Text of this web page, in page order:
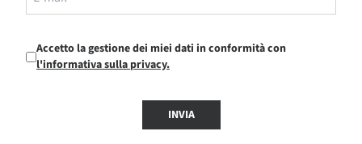
Accetto la gestione dei miei dati in conformità con
l'informativa sulla privacy.
INVIA